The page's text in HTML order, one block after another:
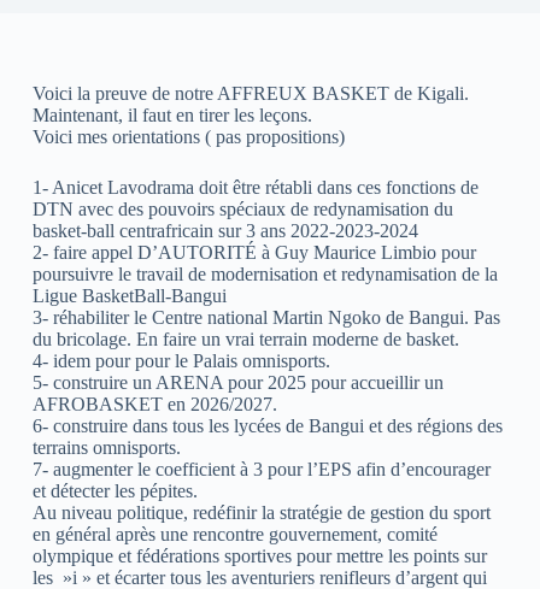
Voici la preuve de notre AFFREUX BASKET de Kigali.
Maintenant, il faut en tirer les leçons.
Voici mes orientations ( pas propositions)
1- Anicet Lavodrama doit être rétabli dans ces fonctions de
DTN avec des pouvoirs spéciaux de redynamisation du
basket-ball centrafricain sur 3 ans 2022-2023-2024
2- faire appel D’AUTORITÉ à Guy Maurice Limbio pour
poursuivre le travail de modernisation et redynamisation de la
Ligue BasketBall-Bangui
3- réhabiliter le Centre national Martin Ngoko de Bangui. Pas
du bricolage. En faire un vrai terrain moderne de basket.
4- idem pour pour le Palais omnisports.
5- construire un ARENA pour 2025 pour accueillir un
AFROBASKET en 2026/2027.
6- construire dans tous les lycées de Bangui et des régions des
terrains omnisports.
7- augmenter le coefficient à 3 pour l’EPS afin d’encourager
et détecter les pépites.
Au niveau politique, redéfinir la stratégie de gestion du sport
en général après une rencontre gouvernement, comité
olympique et fédérations sportives pour mettre les points sur
les »i » et écarter tous les aventuriers renifleurs d’argent qui